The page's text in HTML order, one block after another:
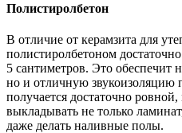
Полистиролбетон
В отличие от керамзита для
полистиролбетоном
5 сантиметров. Это обеспечит
но и отличную звукоизоляцию
получается достаточно
выкладывать не только
даже делать наливные полы.